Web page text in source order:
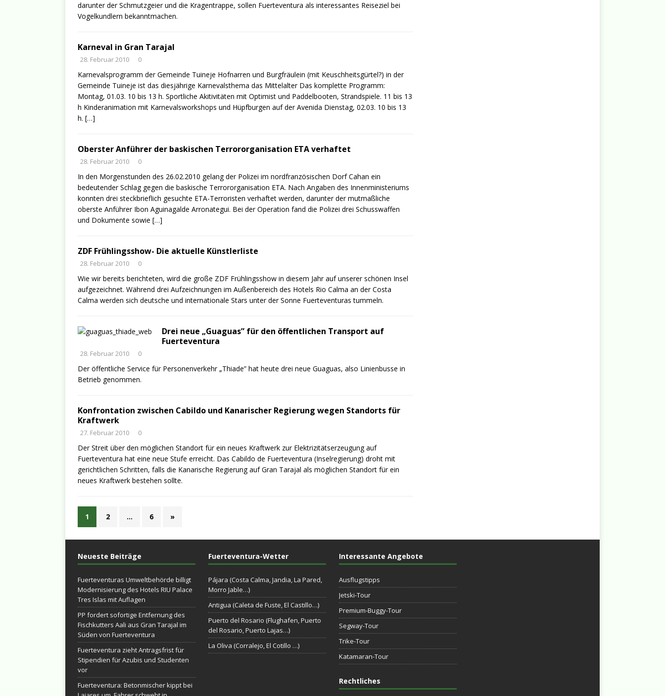
darunter der Schmutzgeier und die Kragentrappe, sollen Fuerteventura als interessantes Reiseziel bei
Vogelkundlern bekanntmachen.
Karneval in Gran Tarajal
28. Februar 2010 0
Karnevalsprogramm der Gemeinde Tuineje Hofnarren und Burgfräulein (mit Keuschheitsgürtel?) in der
Gemeinde Tuineje ist das diesjährige Karnevalsthema das Mittelalter Das komplette Programm:
Montag, 01.03. 10 bis 13 h. Sportliche Akitivitäten mit Optimist und Paddelbooten, Strandspiele. 11 bis 13
h Kinderanimation mit Karnevalsworkshops und Hüpfburgen auf der Avenida Dienstag, 02.03. 10 bis 13
h. […]
Oberster Anführer der baskischen Terrororganisation ETA verhaftet
28. Februar 2010 0
In den Morgenstunden des 26.02.2010 gelang der Polizei im nordfranzösischen Dorf Cahan ein
bedeutender Schlag gegen die baskische Terrororganisation ETA. Nach Angaben des Innenministeriums
konnten drei steckbrieflich gesuchte ETA-Terroristen verhaftet werden, darunter der mutmaßliche
oberste Anführer Ibon Aguinagalde Arronategui. Bei der Operation fand die Polizei drei Schusswaffen
und Dokumente sowie […]
ZDF Frühlingsshow- Die aktuelle Künstlerliste
28. Februar 2010 0
Wie wir bereits berichteten, wird die große ZDF Frühlingsshow in diesem Jahr auf unserer schönen Insel
aufgezeichnet. Während drei Aufzeichnungen im Außenbereich des Hotels Rio Calma an der Costa
Calma werden sich deutsche und internationale Stars unter der Sonne Fuerteventuras tummeln.
Drei neue „Guaguas” für den öffentlichen Transport auf
Fuerteventura
28. Februar 2010 0
Der öffentliche Service für Personenverkehr „Thiade” hat heute drei neue Guaguas, also Linienbusse in
Betrieb genommen.
Konfrontation zwischen Cabildo und Kanarischer Regierung wegen Standorts für
Kraftwerk
27. Februar 2010 0
Der Streit über den möglichen Standort für ein neues Kraftwerk zur Elektrizitätserzeugung auf
Fuerteventura hat eine neue Stufe erreicht. Das Cabildo de Fuerteventura (Inselregierung) droht mit
gerichtlichen Schritten, falls die Kanarische Regierung auf Gran Tarajal als möglichen Standort für ein
neues Kraftwerk bestehen sollte.
1 2 … 6 »
Neueste Beiträge
Fuerteventuras Umweltbehörde billigt
Modernisierung des Hotels RIU Palace
Tres Islas mit Auflagen
PP fordert sofortige Entfernung des
Fischkutters Aali aus Gran Tarajal im
Süden von Fuerteventura
Fuerteventura zieht Antragsfrist für
Stipendien für Azubis und Studenten
vor
Fuerteventura: Betonmischer kippt bei
Fuerteventura-Wetter
Pájara (Costa Calma, Jandia, La Pared,
Morro Jable…)
Antigua (Caleta de Fuste, El Castillo…)
Puerto del Rosario (Flughafen, Puerto
del Rosario, Puerto Lajas…)
La Oliva (Corralejo, El Cotillo …)
Interessante Angebote
Ausflugstipps
Jetski-Tour
Premium-Buggy-Tour
Segway-Tour
Trike-Tour
Katamaran-Tour
Rechtliches